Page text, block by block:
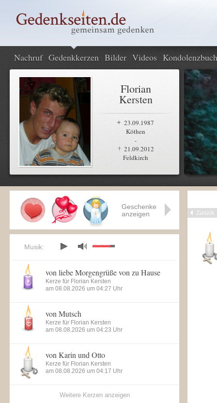
Nachruf Gedenkkerzen Bilder Videos Kondolenzbuch
Florian
Kersten
23.09.1987
Köthen
-
21.09.2012
Feldkirch
Zurück
Geschenke
anzeigen
Musik:
von liebe Morgengrüße von zu Hause
Kerze für Florian Kersten
am 08.08.2026 um 04:27 Uhr
von Mutsch
Kerze für Florian Kersten
am 08.08.2026 um 04:23 Uhr
von Karin und Otto
Kerze für Florian Kersten
am 08.08.2026 um 04:17 Uhr
Weitere Kerzen anzeigen